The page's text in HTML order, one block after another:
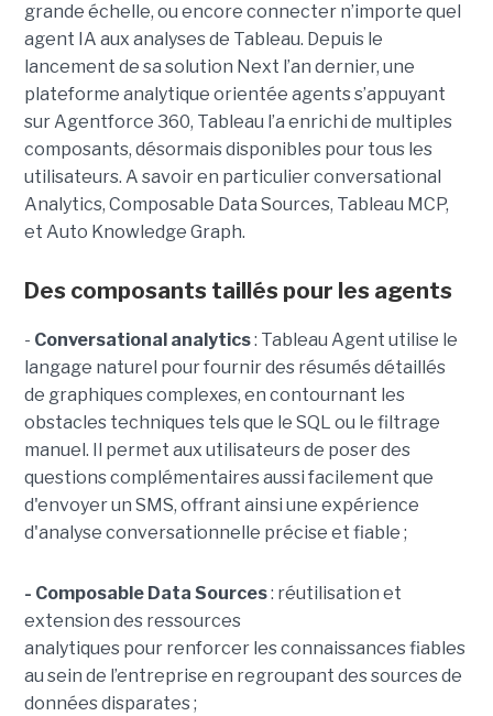
grande échelle, ou encore connecter n’importe quel
agent IA aux analyses de Tableau. Depuis le
lancement de sa solution Next l’an dernier, une
plateforme analytique orientée agents s’appuyant
sur Agentforce 360, Tableau l’a enrichi de multiples
composants, désormais disponibles pour tous les
utilisateurs. A savoir en particulier conversational
Analytics, Composable Data Sources, Tableau MCP,
et Auto Knowledge Graph.
Des composants taillés pour les agents
- Conversational analytics: Tableau Agent utilise le
langage naturel pour fournir des résumés détaillés
de graphiques complexes, en contournant les
obstacles techniques tels que le SQL ou le filtrage
manuel. Il permet aux utilisateurs de poser des
questions complémentaires aussi facilement que
d'envoyer un SMS, offrant ainsi une expérience
d'analyse conversationnelle précise et fiable ;
- Composable Data Sources: réutilisation et
extension des ressources
analytiques pour renforcer les connaissances fiables
au sein de l’entreprise en regroupant des sources de
données disparates ;